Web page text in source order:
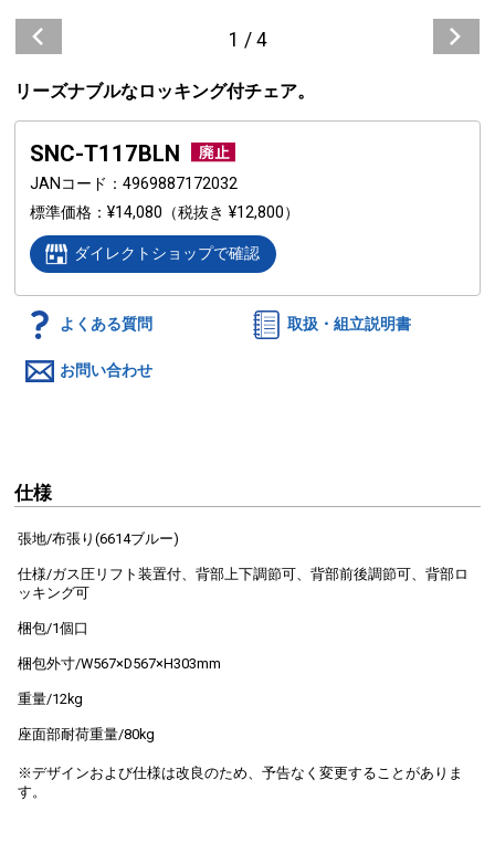
1 / 4
リーズナブルなロッキング付チェア。
SNC-T117BLN
JANコード
4969887172032
標準価格
¥14,080 （税抜き ¥12,800）
ダイレクトショップで確認
よくある質問 取扱・組立説明書
お問い合わせ
仕様
張地/布張り(6614ブルー)
仕様/ガス圧リフト装置付、背部上下調節可、背部前後調節可、背部ロ
ッキング可
梱包/1個口
梱包外寸/W567×D567×H303mm
重量/12kg
座面部耐荷重量/80kg
※デザインおよび仕様は改良のため、予告なく変更することがありま
す。